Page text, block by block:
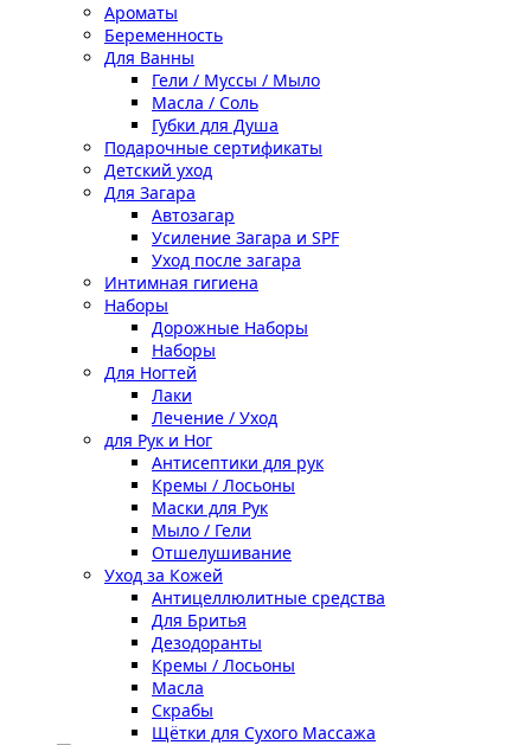
Ароматы
Беременность
Для Ванны
Гели / Муссы / Мыло
Масла / Соль
Губки для Душа
Подарочные сертификаты
Детский уход
Для Загара
Автозагар
Усиление Загара и SPF
Уход после загара
Интимная гигиена
Наборы
Дорожные Наборы
Наборы
Для Ногтей
Лаки
Лечение / Уход
для Рук и Ног
Антисептики для рук
Кремы / Лосьоны
Маски для Рук
Мыло / Гели
Отшелушивание
Уход за Кожей
Антицеллюлитные средства
Для Бритья
Дезодоранты
Кремы / Лосьоны
Масла
Скрабы
Щётки для Сухого Массажа